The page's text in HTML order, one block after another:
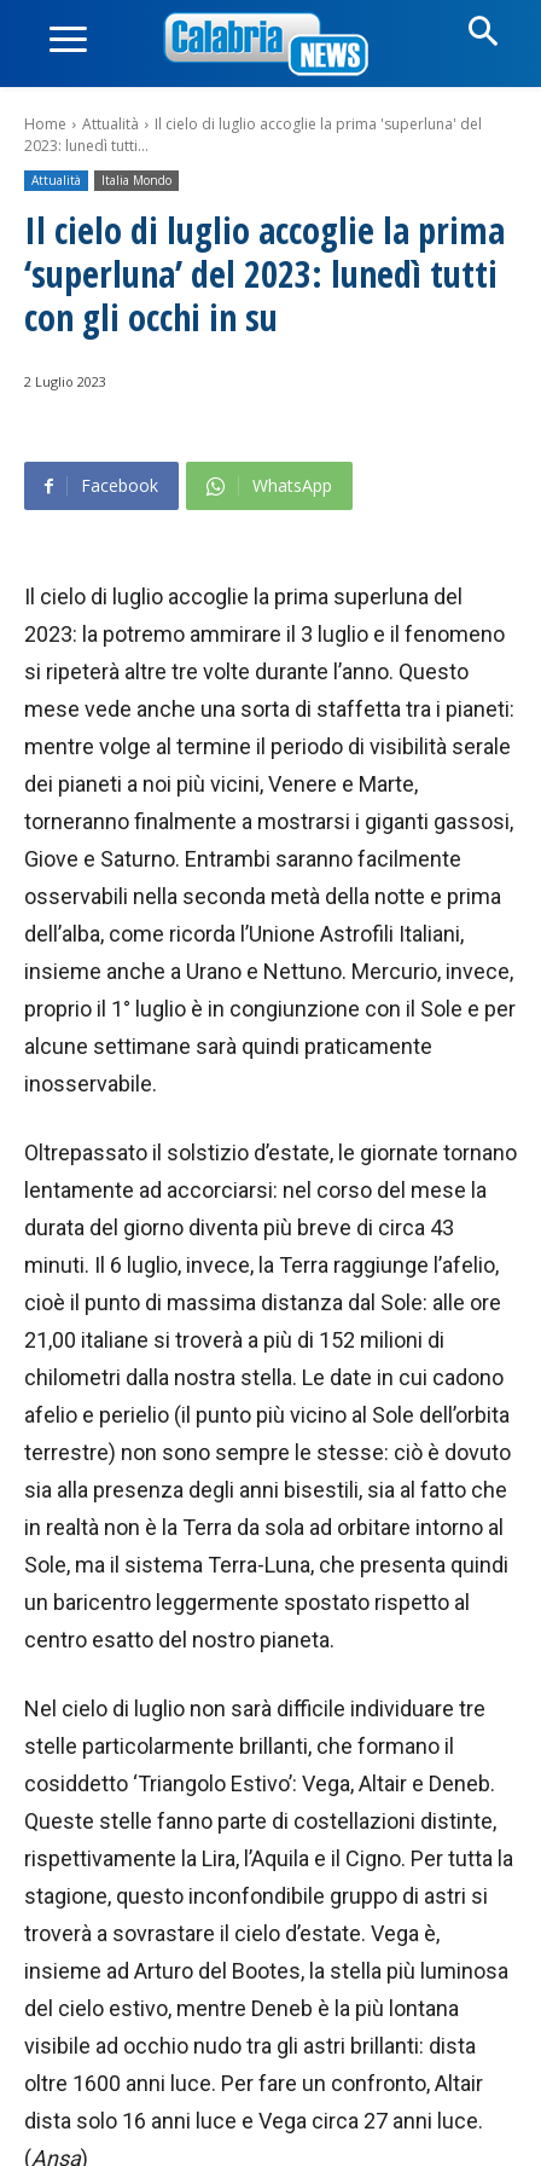
Home Attualità
Il cielo di luglio accoglie la prima 'superluna' del
2023: lunedì tutti...
Attualità Italia Mondo
Il cielo di luglio accoglie la prima
‘superluna’ del 2023: lunedì tutti
con gli occhi in su
2 Luglio 2023
Facebook WhatsApp
Il cielo di luglio accoglie la prima superluna del
2023: la potremo ammirare il 3 luglio e il fenomeno
si ripeterà altre tre volte durante l’anno. Questo
mese vede anche una sorta di staffetta tra i pianeti:
mentre volge al termine il periodo di visibilità serale
dei pianeti a noi più vicini, Venere e Marte,
torneranno finalmente a mostrarsi i giganti gassosi,
Giove e Saturno. Entrambi saranno facilmente
osservabili nella seconda metà della notte e prima
dell’alba, come ricorda l’Unione Astrofili Italiani,
insieme anche a Urano e Nettuno. Mercurio, invece,
proprio il 1° luglio è in congiunzione con il Sole e per
alcune settimane sarà quindi praticamente
inosservabile.
Oltrepassato il solstizio d’estate, le giornate tornano
lentamente ad accorciarsi: nel corso del mese la
durata del giorno diventa più breve di circa 43
minuti. Il 6 luglio, invece, la Terra raggiunge l’afelio,
cioè il punto di massima distanza dal Sole: alle ore
21,00 italiane si troverà a più di 152 milioni di
chilometri dalla nostra stella. Le date in cui cadono
afelio e perielio (il punto più vicino al Sole dell’orbita
terrestre) non sono sempre le stesse: ciò è dovuto
sia alla presenza degli anni bisestili, sia al fatto che
in realtà non è la Terra da sola ad orbitare intorno al
Sole, ma il sistema Terra-Luna, che presenta quindi
un baricentro leggermente spostato rispetto al
centro esatto del nostro pianeta.
Nel cielo di luglio non sarà difficile individuare tre
stelle particolarmente brillanti, che formano il
cosiddetto ‘Triangolo Estivo’: Vega, Altair e Deneb.
Queste stelle fanno parte di costellazioni distinte,
rispettivamente la Lira, l’Aquila e il Cigno. Per tutta la
stagione, questo inconfondibile gruppo di astri si
troverà a sovrastare il cielo d’estate. Vega è,
insieme ad Arturo del Bootes, la stella più luminosa
del cielo estivo, mentre Deneb è la più lontana
visibile ad occhio nudo tra gli astri brillanti: dista
oltre 1600 anni luce. Per fare un confronto, Altair
dista solo 16 anni luce e Vega circa 27 anni luce.
(Ansa)